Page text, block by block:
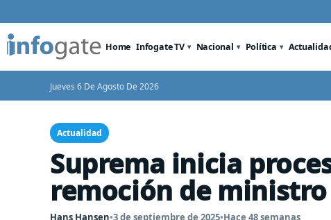
Home Infogate TV Nacional Política
Jueves 6 De Agosto De 2026
Actualidad
Suprema inicia
remoción de
Hans Hansen•3 de septiembre de 2025•Hace 48 semanas